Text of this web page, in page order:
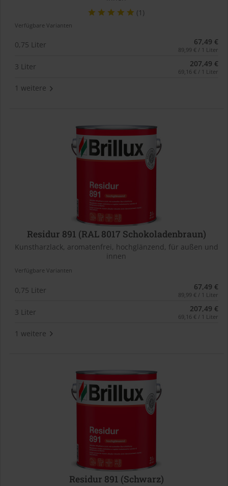
(1)
Verfügbare Varianten
0,75 Liter 67,49 €
89,99 € / 1 Liter
3 Liter 207,49 €
69,16 € / 1 Liter
1 weitere
Residur 891 (RAL 8017 Schokoladenbraun)
Kunstharzlack, aromatenfrei, hochglänzend, für außen und
innen
Verfügbare Varianten
0,75 Liter 67,49 €
89,99 € / 1 Liter
3 Liter 207,49 €
69,16 € / 1 Liter
1 weitere
Residur 891 (Schwarz)